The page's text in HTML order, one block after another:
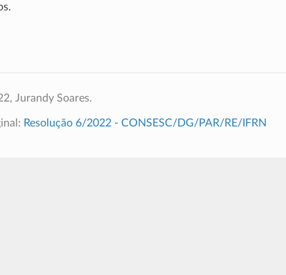
Jurandy Soares.
Resolução 6/2022 - CONSESC/DG/PAR/RE/IFRN